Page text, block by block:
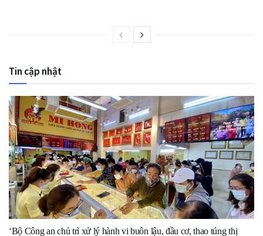
Tin cập nhật
‘Bộ Công an chủ trì xử lý hành vi buôn lậu, đầu cơ, thao túng thị